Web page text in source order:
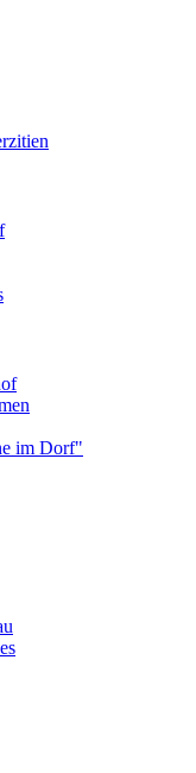
im Dorf"